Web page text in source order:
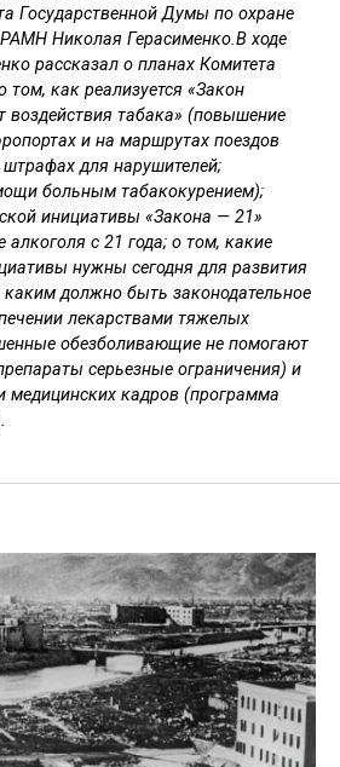
Государственной Думы по охране
Николая Герасименко.В ходе
рассказал о планах Комитета
как реализуется «Закон
воздействия табака» (повышение
и на маршрутах поездов
для нарушителей;
больным табакокурением);
инициативы «Закона — 21»
с 21 года; о том, какие
нужны сегодня для развития
должно быть законодательное
лекарствами тяжелых
обезболивающие не помогают
серьезные ограничения) и
медицинских кадров (программа